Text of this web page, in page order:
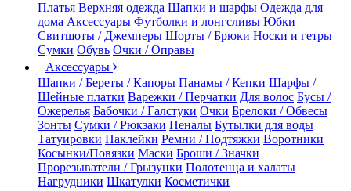
Платья Верхняя одежда Шапки и шарфы Одежда для
дома Аксессуары Футболки и лонгсливы Юбки
Свитшоты / Джемперы Шорты / Брюки Носки и гетры
Сумки Обувь Очки / Оправы
Аксессуары
Шапки / Береты / Капоры Панамы / Кепки Шарфы /
Шейные платки Варежки / Перчатки Для волос Бусы /
Ожерелья Бабочки / Галстуки Очки Брелоки / Обвесы
Зонты Сумки / Рюкзаки Пеналы Бутылки для воды
Татуировки Наклейки Ремни / Подтяжки Воротники
Косынки/Повязки Маски Броши / Значки
Прорезыватели / Грызунки Полотенца и халаты
Нагрудники Шкатулки Косметички